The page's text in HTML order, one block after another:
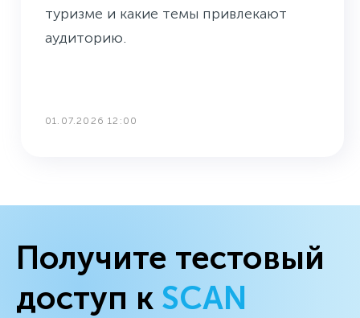
туризме и какие темы привлекают
аудиторию.
01.07.2026 12:00
Получите тестовый
доступ к SCAN